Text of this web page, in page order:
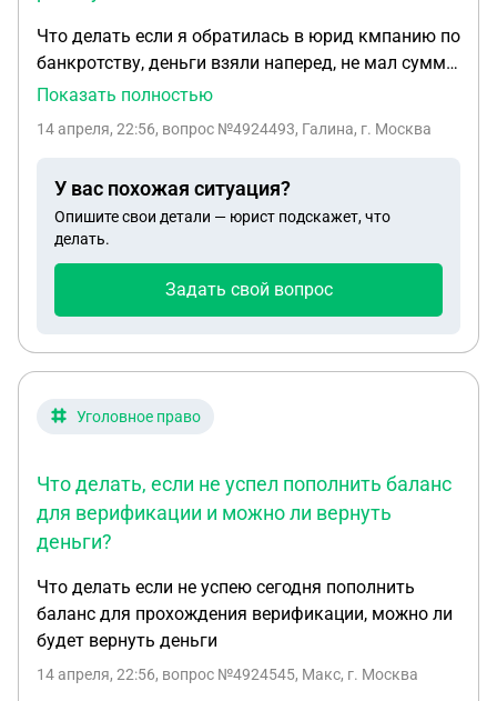
Что делать если я обратилась в юрид кмпанию по
банкротству, деньги взяли наперед, не мал сумма,
докум собирала сама, они только заявления
Разве не они жолжны узнавать и делать все дела,
Показать полностью
14 апреля, 22:56, вопрос №4924493, Галина, г. Москва
У вас похожая ситуация?
Опишите свои детали — юрист подскажет, что
делать.
Задать свой вопрос
Уголовное право
Что делать, если не успел пополнить баланс
для верификации и можно ли вернуть
деньги?
Что делать если не успею сегодня пополнить
баланс для прохождения верификации, можно ли
будет вернуть деньги
14 апреля, 22:56, вопрос №4924545, Макс, г. Москва